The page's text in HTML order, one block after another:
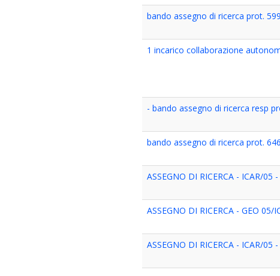
bando assegno di ricerca prot.
1 incarico collaborazione
- bando assegno di ricerca resp
bando assegno di ricerca prot.
ASSEGNO DI RICERCA - ICAR/05
ASSEGNO DI RICERCA - GEO
ASSEGNO DI RICERCA - ICAR/05